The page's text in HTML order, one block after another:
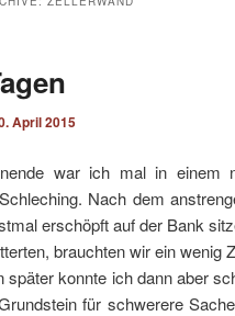
April 2015
war ich mal in einem
Nach dem
erschöpft auf der Bank
brauchten wir ein wenig
später konnte ich dann aber
für schwerere